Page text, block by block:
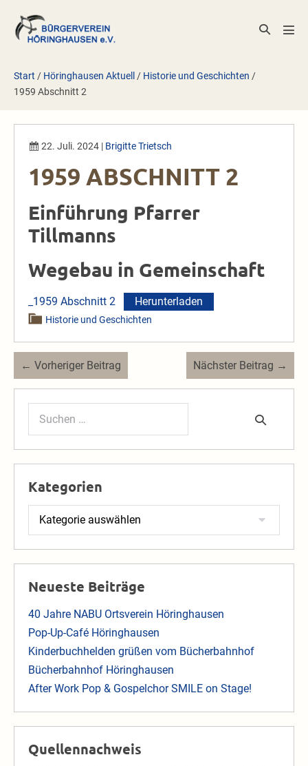
Inhalt
springen
Suche-
Start / Höringhausen Aktuell / Historie und Geschichten /
1959 Abschnitt 2
22. Juli. 2024 | Brigitte Trietsch
1959 ABSCHNITT 2
Einführung Pfarrer
Tillmanns
Wegebau in Gemeinschaft
_1959 Abschnitt 2 Herunterladen
Historie und Geschichten
Beitragsnavigation
← Vorheriger Beitrag Nächster Beitrag →
Suchen
Kategorien
Kategorien
Neueste Beiträge
40 Jahre NABU Ortsverein Höringhausen
Pop-Up-Café Höringhausen
Kinderbuchhelden grüßen vom Bücherbahnhof
Bücherbahnhof Höringhausen
After Work Pop & Gospelchor SMILE on Stage!
Quellennachweis